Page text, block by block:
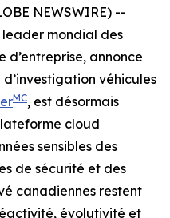
NEWSWIRE) --
leader mondial des
d’entreprise, annonce
d’investigation véhicules
MC, est désormais
cloud
sensibles des
de sécurité et des
canadiennes restent
évolutivité et